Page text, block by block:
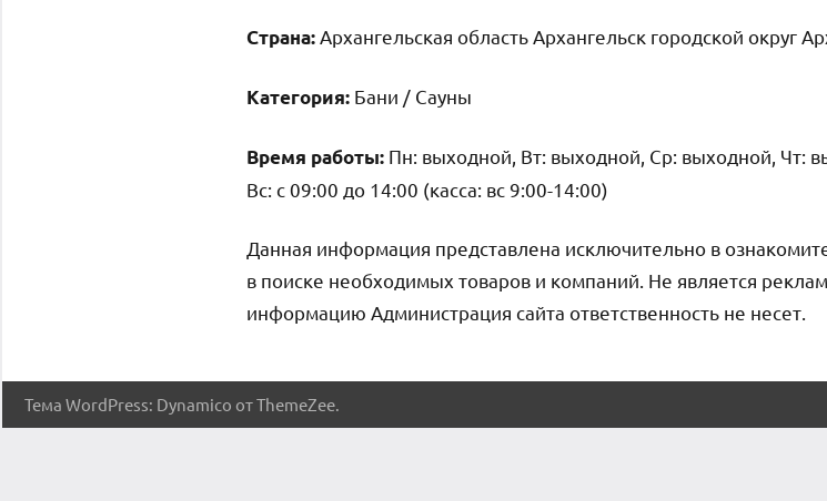
Страна: Архангельская область Архангельск городской округ
Категория: Бани / Сауны
Время работы: Пн: выходной, Вт: выходной, Ср: выходной, Чт:
Вс: с 09:00 до 14:00 (касса: вс 9:00-14:00)
Данная информация представлена исключительно в
в поиске необходимых товаров и компаний. Не является
информацию Администрация сайта ответственность не несет.
Тема WordPress: Dynamico от ThemeZee.